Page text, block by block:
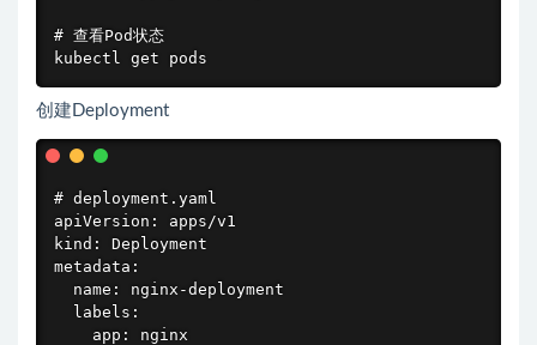
# 查看Pod状态
kubectl get pods
创建Deployment
# deployment.yaml
apiVersion: apps/v1
kind: Deployment
metadata:
  name: nginx-deployment
  labels:
    app: nginx